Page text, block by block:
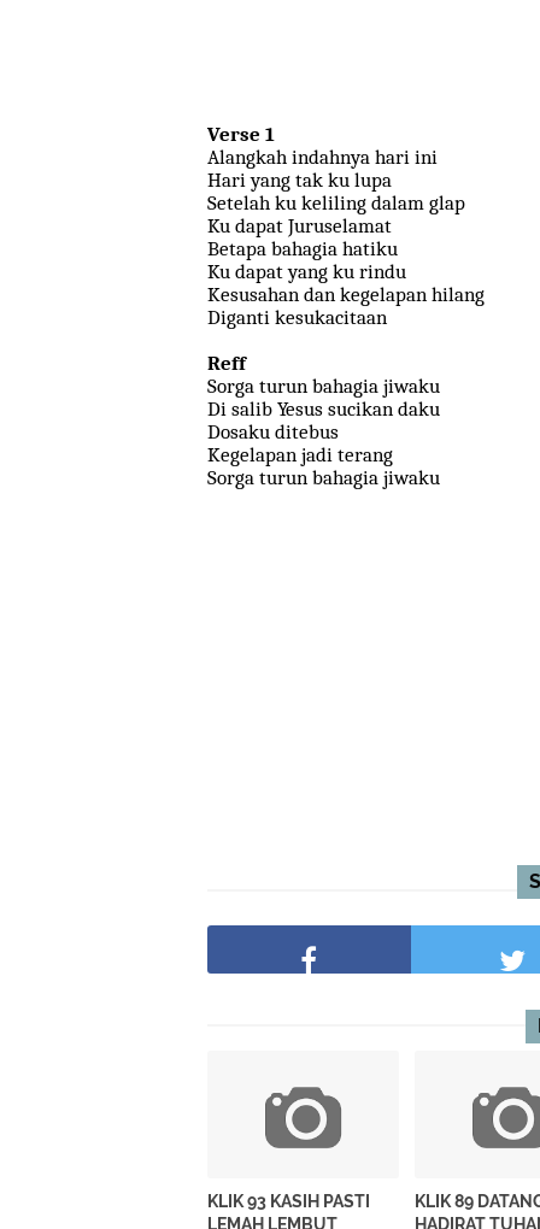
Verse 1
Alangkah indahnya hari ini
Hari yang tak ku lupa
Setelah ku keliling dalam glap
Ku dapat Juruselamat
Betapa bahagia hatiku
Ku dapat yang ku rindu
Kesusahan dan kegelapan hilang
Diganti kesukacitaan
Reff
Sorga turun bahagia jiwaku
Di salib Yesus sucikan daku
Dosaku ditebus
Kegelapan jadi terang
Sorga turun bahagia jiwaku
KLIK 93 KASIH PASTI
LEMAH LEMBUT
KLIK 89
HADIRAT